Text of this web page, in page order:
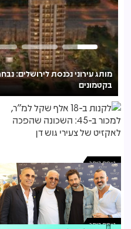
בקטמונים
נצפות ביותר
נצפות ביותר